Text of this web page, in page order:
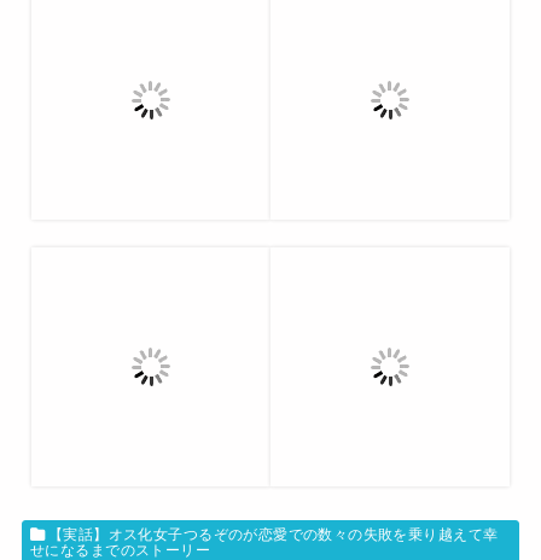
【実話】オス化女子つるぞのが恋愛での数々の失敗を乗り越えて幸
せになるまでのストーリー